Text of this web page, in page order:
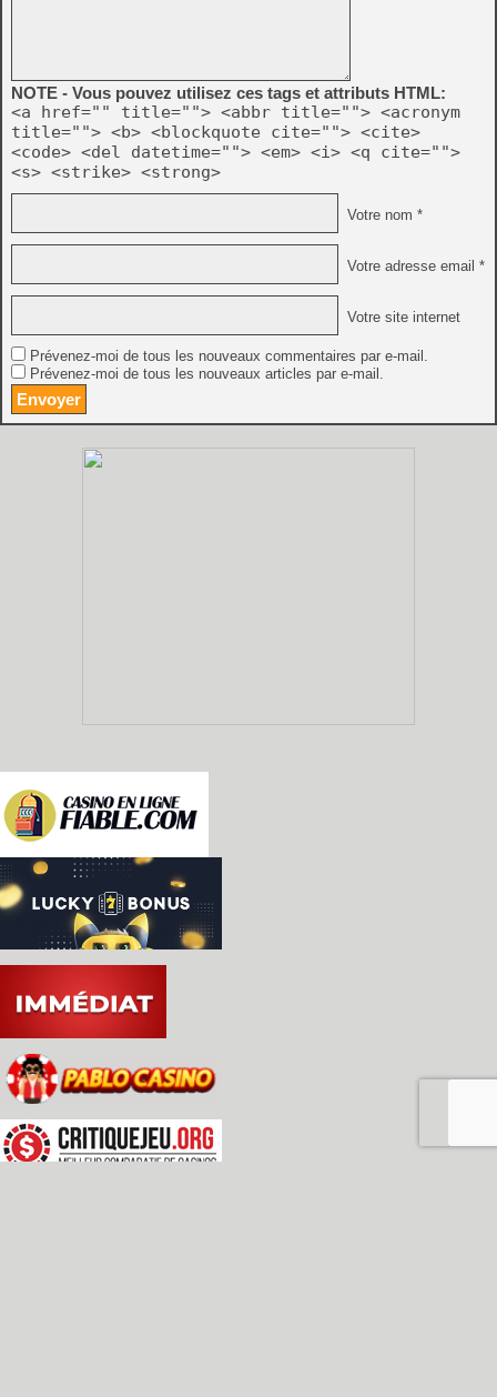
NOTE - Vous pouvez utilisez ces tags et attributs HTML:
<a href="" title=""> <abbr title=""> <acronym
title=""> <b> <blockquote cite=""> <cite>
<code> <del datetime=""> <em> <i> <q cite="">
<s> <strike> <strong>
Votre nom *
Votre adresse email *
Votre site internet
Prévenez-moi de tous les nouveaux commentaires par e-mail.
Prévenez-moi de tous les nouveaux articles par e-mail.